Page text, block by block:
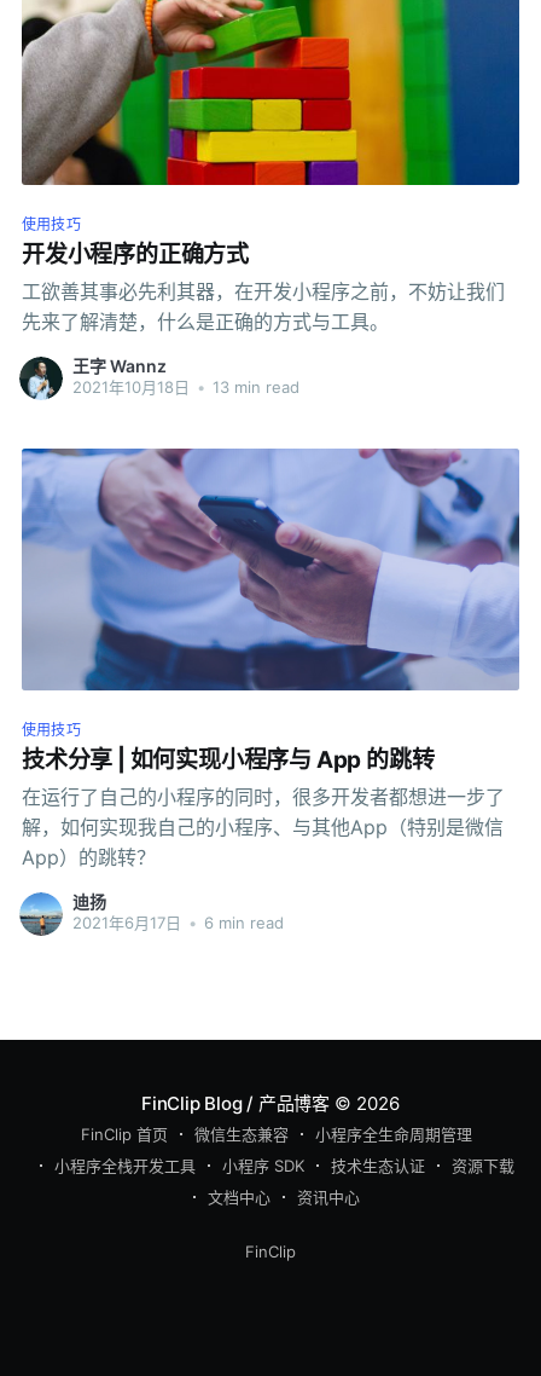
使用技巧
开发小程序的正确方式
工欲善其事必先利其器，在开发小程序之前，不妨让我们
先来了解清楚，什么是正确的方式与工具。
王字 Wannz
2021年10月18日 • 13 min read
使用技巧
技术分享 | 如何实现小程序与 App 的跳转
在运行了自己的小程序的同时，很多开发者都想进一步了
解，如何实现我自己的小程序、与其他App（特别是微信
App）的跳转？
迪扬
2021年6月17日 • 6 min read
FinClip Blog / 产品博客© 2026
FinClip 首页 微信生态兼容
小程序全生命周期管理
小程序全栈开发工具
小程序 SDK 技术生态认证
资源下载
文档中心
资讯中心
FinClip